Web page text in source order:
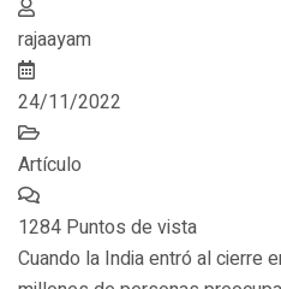
rajaayam
24/11/2022
Artículo
1284 Puntos de vista
Cuando la India entró al cierre